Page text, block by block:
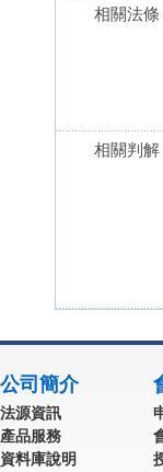
相關法條
相關判解
公司簡介
法源資訊
產品服務
資料庫說明